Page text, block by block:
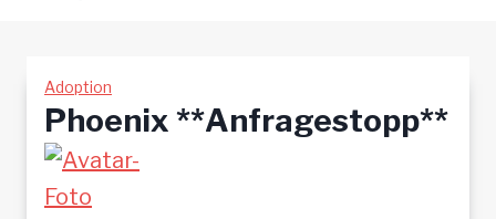
Adoption
Phoenix **Anfragestopp**